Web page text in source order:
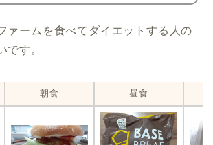
ァームを食べてダイエットする人の
です。
朝食 昼食